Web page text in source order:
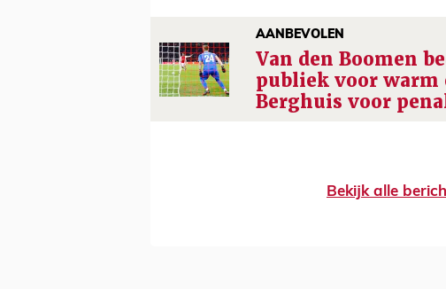
AANBEVOLEN
Van den Boomen
publiek voor warm
Berghuis voor
Bekijk alle